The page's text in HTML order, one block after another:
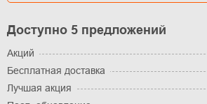
Доступно 5 предложений
Акций
Бесплатная доставка
Лучшая акция